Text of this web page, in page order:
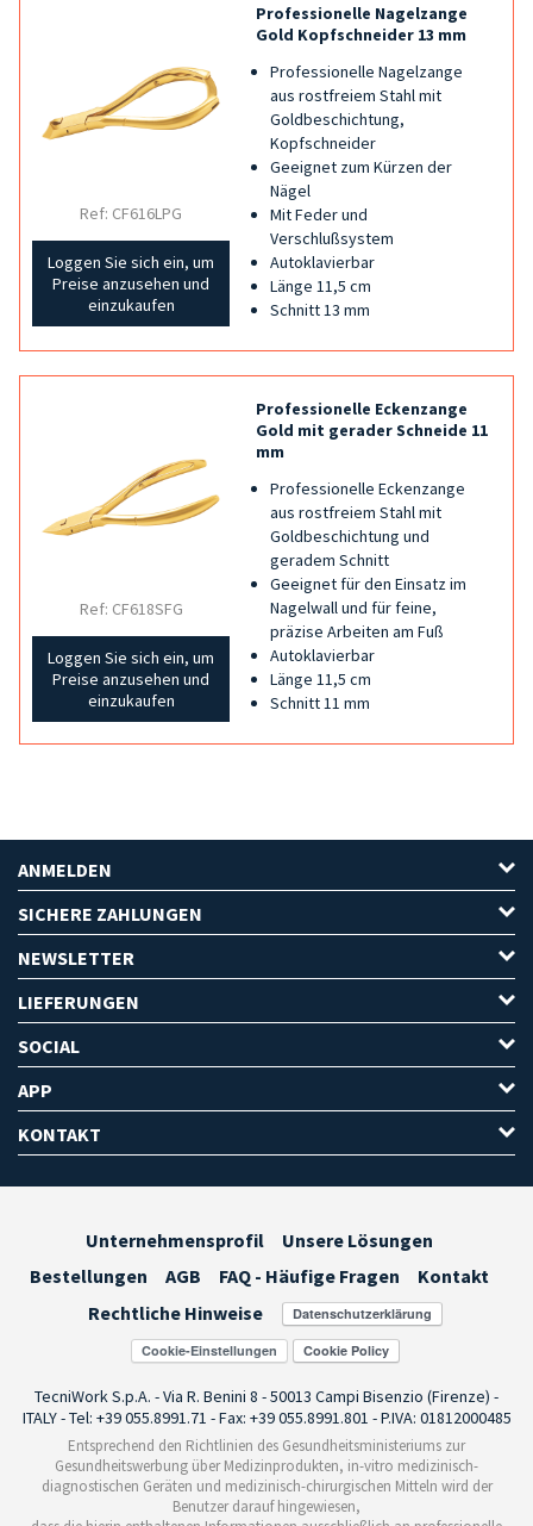
Ref: CF616LPG
Loggen Sie sich ein, um
Preise anzusehen und
einzukaufen
Professionelle Nagelzange
Gold Kopfschneider 13 mm
Professionelle Nagelzange
aus rostfreiem Stahl mit
Goldbeschichtung,
Kopfschneider
Geeignet zum Kürzen der
Nägel
Mit Feder und
Verschlußsystem
Autoklavierbar
Länge 11,5 cm
Schnitt 13 mm
Ref: CF618SFG
Loggen Sie sich ein, um
Preise anzusehen und
einzukaufen
Professionelle Eckenzange
Gold mit gerader Schneide 11
mm
Professionelle Eckenzange
aus rostfreiem Stahl mit
Goldbeschichtung und
geradem Schnitt
Geeignet für den Einsatz im
Nagelwall und für feine,
präzise Arbeiten am Fuß
Autoklavierbar
Länge 11,5 cm
Schnitt 11 mm
ANMELDEN
SICHERE ZAHLUNGEN
NEWSLETTER
LIEFERUNGEN
SOCIAL
APP
KONTAKT
Unternehmensprofil
Unsere Lösungen
Bestellungen
AGB FAQ - Häufige Fragen
Kontakt
Rechtliche Hinweise
Cookie-Einstellungen
TecniWork S.p.A. - Via R. Benini 8 - 50013 Campi Bisenzio (Firenze) -
ITALY - Tel: +39 055.8991.71 - Fax: +39 055.8991.801 - P.IVA: 01812000485
Entsprechend den Richtlinien des Gesundheitsministeriums zur
Gesundheitswerbung über Medizinprodukten, in-vitro medizinisch-
diagnostischen Geräten und medizinisch-chirurgischen Mitteln wird der
Benutzer darauf hingewiesen,